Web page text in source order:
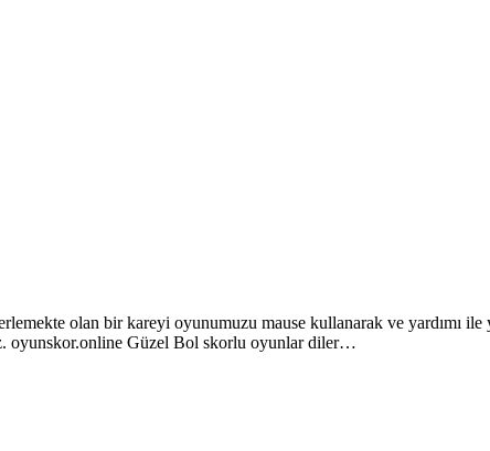
olan bir kareyi oyunumuzu mause kullanarak ve yardımı
oyunskor.online Güzel Bol skorlu oyunlar diler…